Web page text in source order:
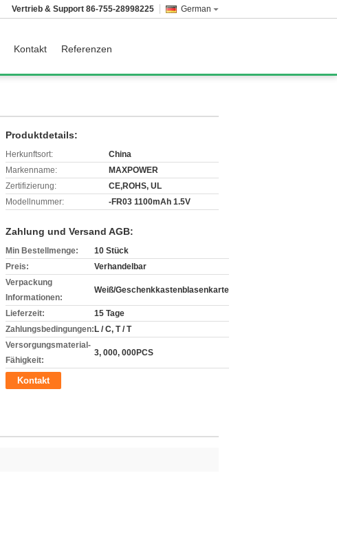
German
Vertrieb & Support 86-755-28998225
Kontakt Referenzen
Produktdetails:
Herkunftsort:
China
Markenname:
MAXPOWER
Zertifizierung:
CE,ROHS, UL
Modellnummer:
-FR03 1100mAh 1.5V
Zahlung und Versand AGB:
Min Bestellmenge:
10 Stück
Preis:
Verhandelbar
Verpackung
Informationen:
Weiß/Geschenkkastenblasenkarte
Lieferzeit:
15 Tage
Zahlungsbedingungen: L / C, T / T
Versorgungsmaterial-
Fähigkeit:
3, 000, 000PCS
Kontakt